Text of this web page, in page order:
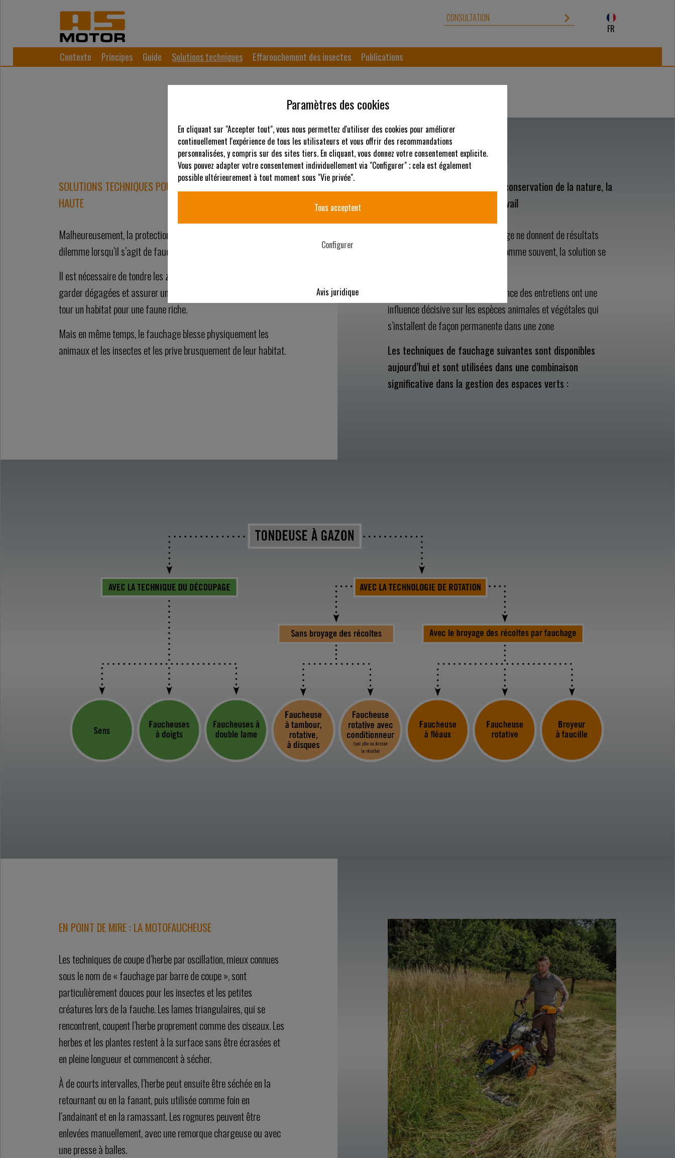
CONSULTATION
FR
Contexte Principes Guide Solutions techniques Effarouchement des insectes Publications
SOLUTIONS TECHNIQUES POUR LE FAUCHAGE DE L’HERBE
HAUTE
Malheureusement, la protection de la nature est confrontée à un
dilemme lorsqu’il s’agit de faucher les prairies.
Il est nécessaire de tondre les zones à grande échelle pour les
garder dégagées et assurer une flore diversifiée. Cela crée à son
tour un habitat pour une faune riche.
Mais en même temps, le fauchage blesse physiquement les
animaux et les insectes et les prive brusquement de leur habitat.
Maintenir un équilibre entre la conservation de la nature, la
rentabilité et la sécurité au travail
Si ni le fauchage ni le non fauchage ne donnent de résultats
significatifs, que faut-il faire ? Comme souvent, la solution se
Avant tout, la période et la fréquence des entretiens ont une
influence décisive sur les espèces animales et végétales qui
s’installent de façon permanente dans une zone
Les techniques de fauchage suivantes sont disponibles
aujourd’hui et sont utilisées dans une combinaison
significative dans la gestion des espaces verts :
EN POINT DE MIRE : LA MOTOFAUCHEUSE
Les techniques de coupe d’herbe par oscillation, mieux connues
sous le nom de « fauchage par barre de coupe », sont
particulièrement douces pour les insectes et les petites
créatures lors de la fauche. Les lames triangulaires, qui se
rencontrent, coupent l’herbe proprement comme des ciseaux. Les
herbes et les plantes restent à la surface sans être écrasées et
en pleine longueur et commencent à sécher.
À de courts intervalles, l’herbe peut ensuite être séchée en la
retournant ou en la fanant, puis utilisée comme foin en
l’andainant et en la ramassant. Les rognures peuvent être
enlevées manuellement, avec une remorque chargeuse ou avec
une presse à balles.
Paramètres des cookies
En cliquant sur "Accepter tout", vous nous permettez d'utiliser des cookies pour améliorer
continuellement l'expérience de tous les utilisateurs et vous offrir des recommandations
personnalisées, y compris sur des sites tiers. En cliquant, vous donnez votre consentement explicite.
Vous pouvez adapter votre consentement individuellement via "Configurer" ; cela est également
possible ultérieurement à tout moment sous "Vie privée".
Tous acceptent
Configurer
Avis juridique